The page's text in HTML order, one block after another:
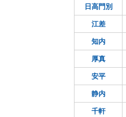
日高門別
江差
知内
厚真
安平
静内
千軒